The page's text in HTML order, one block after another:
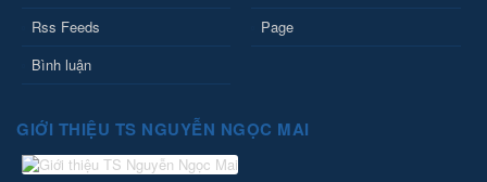
Rss Feeds
Page
Bình luận
GIỚI THIỆU TS NGUYỄN NGỌC MAI